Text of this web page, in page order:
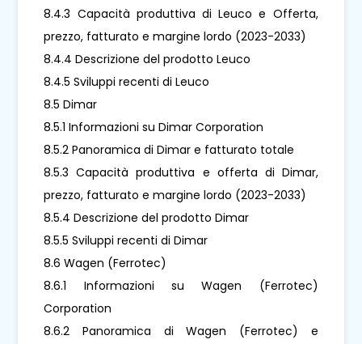
8.4.3 Capacità produttiva di Leuco e Offerta,
prezzo, fatturato e margine lordo (2023-2033)
8.4.4 Descrizione del prodotto Leuco
8.4.5 Sviluppi recenti di Leuco
8.5 Dimar
8.5.1 Informazioni su Dimar Corporation
8.5.2 Panoramica di Dimar e fatturato totale
8.5.3 Capacità produttiva e offerta di Dimar,
prezzo, fatturato e margine lordo (2023-2033)
8.5.4 Descrizione del prodotto Dimar
8.5.5 Sviluppi recenti di Dimar
8.6 Wagen (Ferrotec)
8.6.1 Informazioni su Wagen (Ferrotec)
Corporation
8.6.2 Panoramica di Wagen (Ferrotec) e